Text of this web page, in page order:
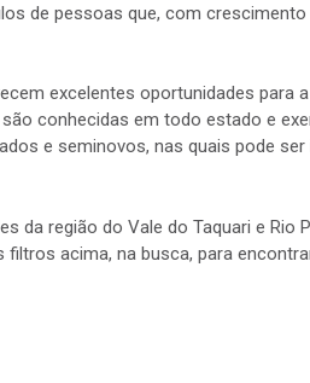
de pessoas que, com
excelentes oportunidades para
conhecidas em todo estado e
e seminovos, nas quais pode
da região do Vale do Taquari e Rio
acima, na busca, para